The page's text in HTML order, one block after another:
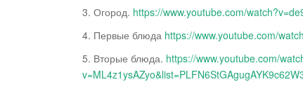
3. Огород. https://www.youtube.com/
4. Первые блюда https://www.youtube.com/
5. Вторые блюда. https://www.youtube.com/